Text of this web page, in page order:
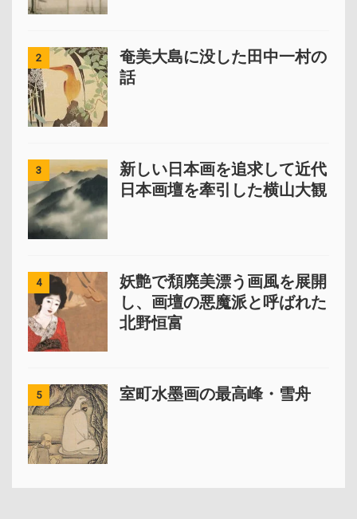
2
奄美大島に没した田中一村の
話
3
新しい日本画を追求して近代
日本画壇を牽引した横山大観
4
妖艶で頽廃美漂う画風を展開
し、画壇の悪魔派と呼ばれた
北野恒富
5 室町水墨画の最高峰・雪舟